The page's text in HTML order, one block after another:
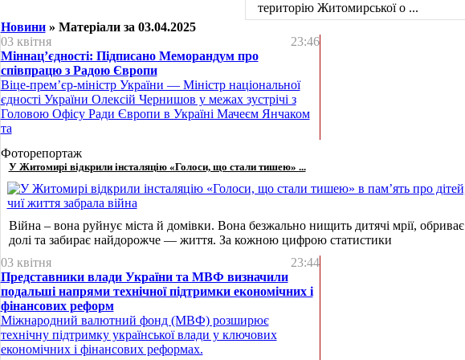
територію Житомирської о ...
Новини» Матеріали за 03.04.2025
03 квітня
23:46
Міннац’єдності: Підписано Меморандум про
співпрацю з Радою Європи
Віце-прем’єр-міністр України — Міністр національної
єдності України Олексій Чернишов у межах зустрічі з
Головою Офісу Ради Європи в Україні Мачеєм Янчаком
та
Фоторепортаж
У Житомирі відкрили інсталяцію «Голоси, що стали тишею» ...
Війна – вона руйнує міста й домівки. Вона безжально нищить дитячі мрії, обриває
долі та забирає найдорожче — життя. За кожною цифрою статистики
03 квітня
23:44
Представники влади України та МВФ визначили
подальші напрями технічної підтримки економічних і
фінансових реформ
Міжнародний валютний фонд (МВФ) розширює
технічну підтримку української влади у ключових
економічних і фінансових реформах.